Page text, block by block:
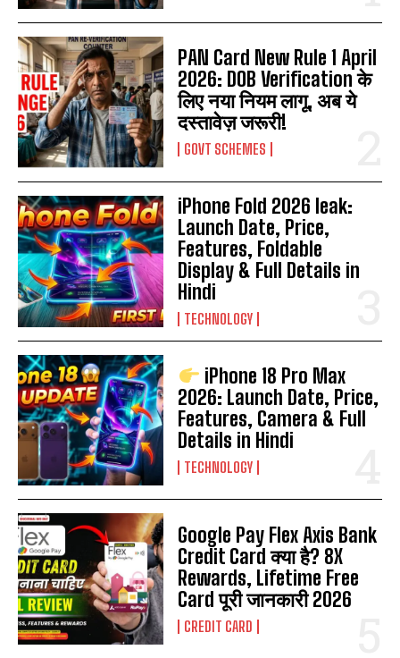
PAN Card New Rule 1 April
2026: DOB Verification के
लिए नया नियम लागू, अब ये
दस्तावेज़ जरूरी!
GOVT SCHEMES
iPhone Fold 2026 leak:
Launch Date, Price,
Features, Foldable
Display & Full Details in
Hindi
TECHNOLOGY
iPhone 18 Pro Max
2026: Launch Date, Price,
Features, Camera & Full
Details in Hindi
TECHNOLOGY
Google Pay Flex Axis Bank
Credit Card क्या है? 8X
Rewards, Lifetime Free
Card पूरी जानकारी 2026
CREDIT CARD